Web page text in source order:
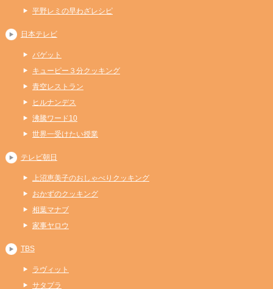
平野レミの早わざレシピ
日本テレビ
バゲット
キューピー３分クッキング
青空レストラン
ヒルナンデス
沸騰ワード10
世界一受けたい授業
テレビ朝日
上沼恵美子のおしゃべりクッキング
おかずのクッキング
相葉マナブ
家事ヤロウ
TBS
ラヴィット
サタプラ